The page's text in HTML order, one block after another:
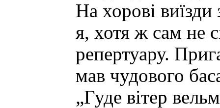
На хорові
я, хотя ж сам не
репертуару.
мав чудового
„Гуде вітер